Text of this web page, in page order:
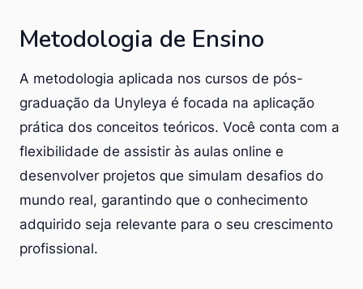
Metodologia de Ensino
A metodologia aplicada nos cursos de pós-
graduação da Unyleya é focada na aplicação
prática dos conceitos teóricos. Você conta com a
flexibilidade de assistir às aulas online e
desenvolver projetos que simulam desafios do
mundo real, garantindo que o conhecimento
adquirido seja relevante para o seu crescimento
profissional.